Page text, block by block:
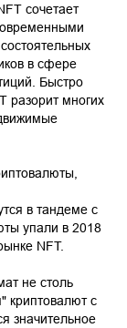
сочетает
в сфере
Быстро
разорит многих
в тандеме с
упали в 2018
NFT.
не столь
криптовалют с
значительное